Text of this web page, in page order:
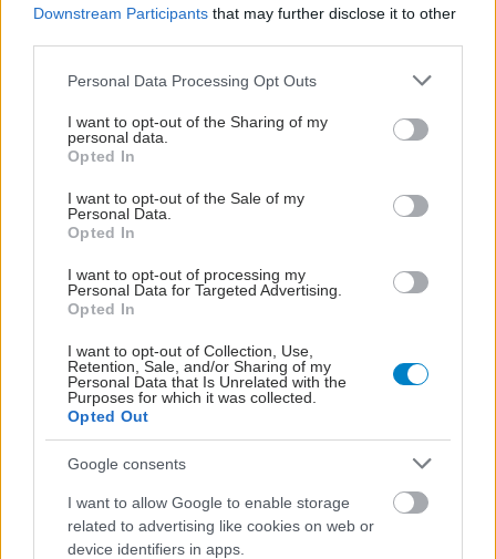
Downstream Participants that may further disclose it to other
Please note that this website/app uses one or more Google
not limited to your visit or usage behaviour. You may click to
grant or deny consent to Google and its third-party tags to
use your data for below specified purposes in below Google
consent section.
Personal Data Processing Opt Outs
I want to opt-out of the Sharing of my
personal data.
Opted In
I want to opt-out of the Sale of my
Personal Data.
Opted In
I want to opt-out of processing my
Personal Data for Targeted Advertising.
Opted In
I want to opt-out of Collection, Use,
Retention, Sale, and/or Sharing of my
Personal Data that Is Unrelated with the
Purposes for which it was collected.
Opted Out
Google consents
I want to allow Google to enable storage
related to advertising like cookies on web or
device identifiers in apps.